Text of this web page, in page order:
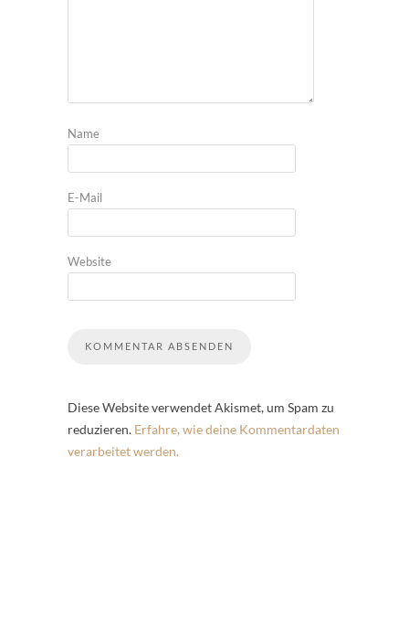
Name
E-Mail
Website
Diese Website verwendet Akismet, um Spam zu
reduzieren. Erfahre, wie deine Kommentardaten
verarbeitet werden.